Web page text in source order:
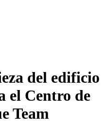
del edificio
el Centro de
Team